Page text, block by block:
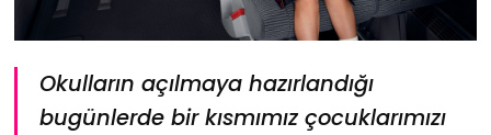
Okulların açılmaya hazırlandığı
bugünlerde bir kısmımız çocuklarımızı